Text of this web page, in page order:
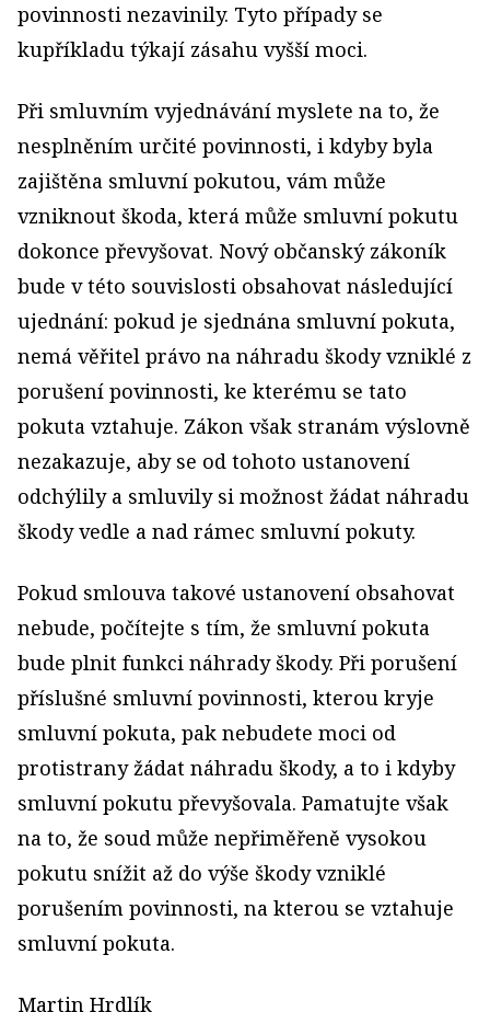
povinnosti nezavinily. Tyto případy se
kupříkladu týkají zásahu vyšší moci.
Při smluvním vyjednávání myslete na to, že
nesplněním určité povinnosti, i kdyby byla
zajištěna smluvní pokutou, vám může
vzniknout škoda, která může smluvní pokutu
dokonce převyšovat. Nový občanský zákoník
bude v této souvislosti obsahovat následující
ujednání: pokud je sjednána smluvní pokuta,
nemá věřitel právo na náhradu škody vzniklé z
porušení povinnosti, ke kterému se tato
pokuta vztahuje. Zákon však stranám výslovně
nezakazuje, aby se od tohoto ustanovení
odchýlily a smluvily si možnost žádat náhradu
škody vedle a nad rámec smluvní pokuty.
Pokud smlouva takové ustanovení obsahovat
nebude, počítejte s tím, že smluvní pokuta
bude plnit funkci náhrady škody. Při porušení
příslušné smluvní povinnosti, kterou kryje
smluvní pokuta, pak nebudete moci od
protistrany žádat náhradu škody, a to i kdyby
smluvní pokutu převyšovala. Pamatujte však
na to, že soud může nepřiměřeně vysokou
pokutu snížit až do výše škody vzniklé
porušením povinnosti, na kterou se vztahuje
smluvní pokuta.
Martin Hrdlík